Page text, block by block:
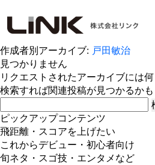
作成者別アーカイブ: 戸田敏治
見つかりません
リクエストされたアーカイブには
検索すれば関連投稿が見つかるかも
索:
ピックアップコンテンツ
飛距離・スコアを上げたい
これからデビュー・初心者向け
旬ネタ・スゴ技・エンタメなど